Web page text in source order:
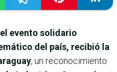
evento solidario
del país, recibió la
, un reconocimiento